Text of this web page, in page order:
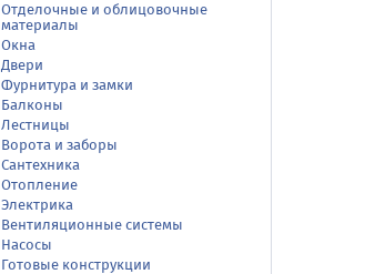
Отделочные и облицовочные
материалы
Окна
Двери
Фурнитура и замки
Балконы
Лестницы
Ворота и заборы
Сантехника
Отопление
Электрика
Вентиляционные системы
Насосы
Готовые конструкции